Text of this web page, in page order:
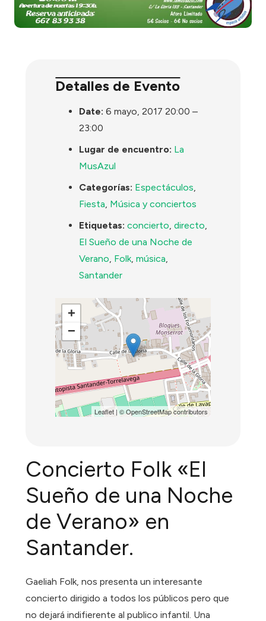
Detalles de Evento
Date: 6 mayo, 2017 20:00 –
23:00
Lugar de encuentro: La
MusAzul
Categorías: Espectáculos
Fiesta Música y conciertos
Etiquetas: concierto ,directo
El Sueño de una Noche de
Verano Folk ,música
Santander
+
−
Leaflet| ©OpenStreetMapcontributors
Concierto Folk «El
Sueño de una Noche
de Verano» en
Santander.
Gaeliah Folk, nos presenta un interesante
concierto dirigido a todos los públicos pero que
no dejará indifierente al publico infantil. Una